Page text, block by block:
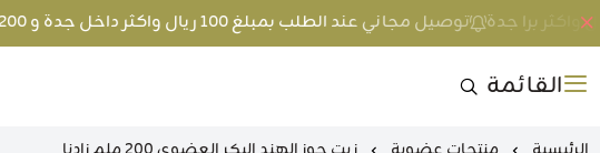
توصيل مجاني عند الطلب بمبلغ 100 ريال واكثر داخل جدة و 200 ريال واكثر برا جدة
القائمة